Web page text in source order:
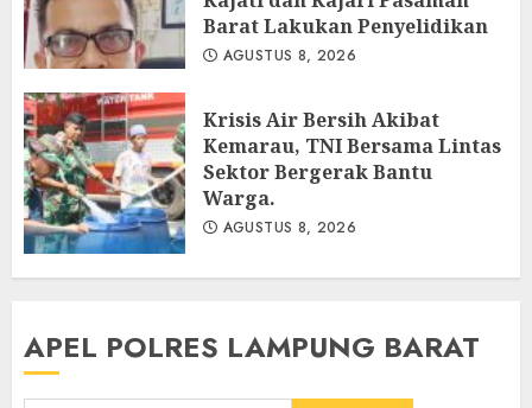
Barat Lakukan Penyelidikan
AGUSTUS 8, 2026
Krisis Air Bersih Akibat
Kemarau, TNI Bersama Lintas
Sektor Bergerak Bantu
Warga.
AGUSTUS 8, 2026
APEL POLRES LAMPUNG BARAT